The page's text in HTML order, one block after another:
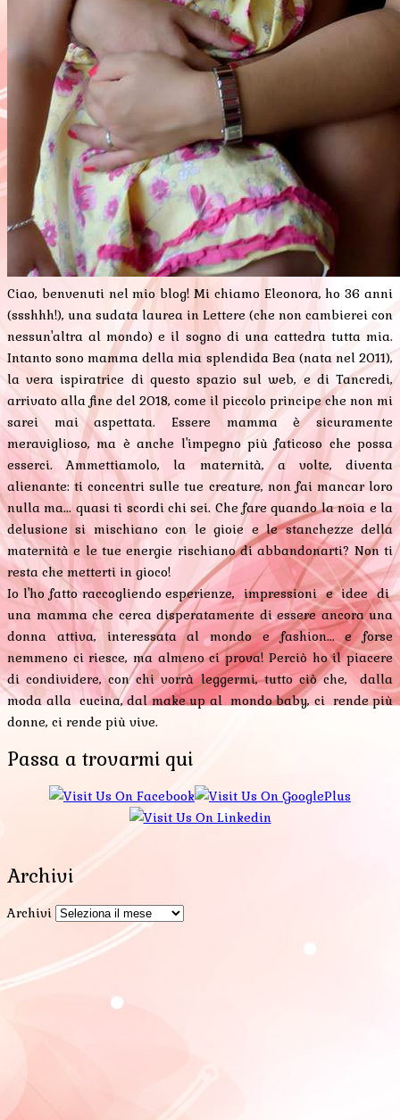
Ciao, benvenuti nel mio blog! Mi chiamo Eleonora, ho 36 anni
(ssshhh!), una sudata laurea in Lettere (che non cambierei con
nessun'altra al mondo) e il sogno di una cattedra tutta mia.
Intanto sono mamma della mia splendida Bea (nata nel 2011),
la vera ispiratrice di questo spazio sul web, e di Tancredi,
arrivato alla fine del 2018, come il piccolo principe che non mi
sarei mai aspettata. Essere mamma è sicuramente
meraviglioso, ma è anche l'impegno più faticoso che possa
esserci. Ammettiamolo, la maternità, a volte, diventa
alienante: ti concentri sulle tue creature, non fai mancar loro
nulla ma... quasi ti scordi chi sei. Che fare quando la noia e la
delusione si mischiano con le gioie e le stanchezze della
maternità e le tue energie rischiano di abbandonarti? Non ti
resta che metterti in gioco!
Io l'ho fatto raccogliendo esperienze, impressioni e idee di
una mamma che cerca disperatamente di essere ancora una
donna attiva, interessata al mondo e fashion... e forse
nemmeno ci riesce, ma almeno ci prova! Perciò ho il piacere
di condividere, con chi vorrà leggermi, tutto ciò che, dalla
moda alla cucina, dal make up al mondo baby, ci rende più
donne, ci rende più vive.
Passa a trovarmi qui
Archivi
Archivi